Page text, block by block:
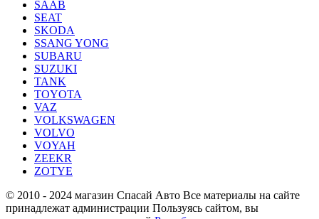
SAAB
SEAT
SKODA
SSANG YONG
SUBARU
SUZUKI
TANK
TOYOTA
VAZ
VOLKSWAGEN
VOLVO
VOYAH
ZEEKR
ZOTYE
© 2010 - 2024 магазин Спасай Авто Все материалы на сайте
принадлежат администрации Пользуясь сайтом, вы